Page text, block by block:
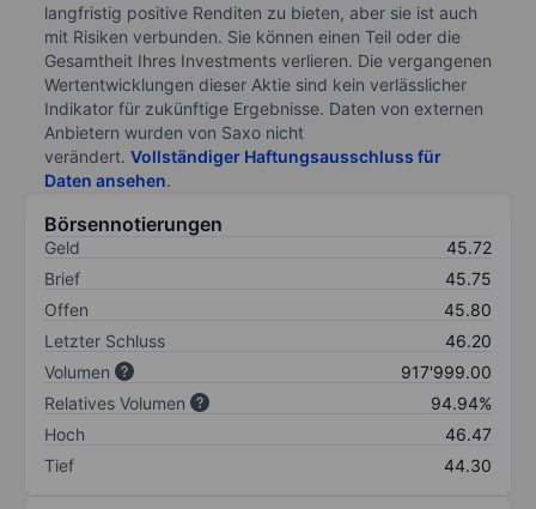
langfristig positive Renditen zu bieten, aber sie ist auch
mit Risiken verbunden. Sie können einen Teil oder die
Gesamtheit Ihres Investments verlieren. Die vergangenen
Wertentwicklungen dieser Aktie sind kein verlässlicher
Indikator für zukünftige Ergebnisse. Daten von externen
Anbietern wurden von Saxo nicht
verändert. Vollständiger Haftungsausschluss für
Daten ansehen.
Börsennotierungen
Geld
45.72
Brief
45.75
Offen
45.80
Letzter Schluss
46.20
Volumen
917'999.00
Relatives Volumen
94.94%
Hoch
46.47
Tief
44.30